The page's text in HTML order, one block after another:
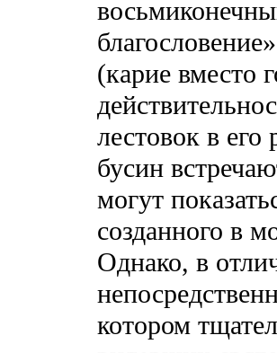
(карие вместо
лестовок в
бусин
могут
созданного в
Однако, в
котором